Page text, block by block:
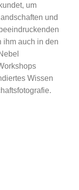
um
und
ihm auch in den
Wissen